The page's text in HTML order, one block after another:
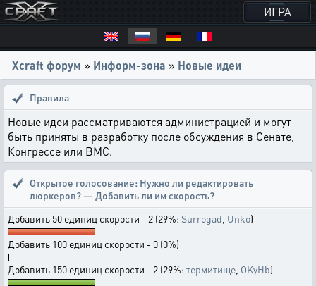
ИГРА
Xcraft форум » Информ-зона » Новые идеи
Правила
Новые идеи рассматриваются администрацией и могут
быть приняты в разработку после обсуждения в Сенате,
Конгрессе или ВМС.
Открытое голосование: Нужно ли редактировать
люркеров? — Добавить ли им скорость?
Добавить 50 единиц скорости - 2 (29%: Surrogad Unko)
Добавить 100 единиц скорости - 0 (0%)
Добавить 150 единиц скорости - 2 (29%: термитище OKyHb)